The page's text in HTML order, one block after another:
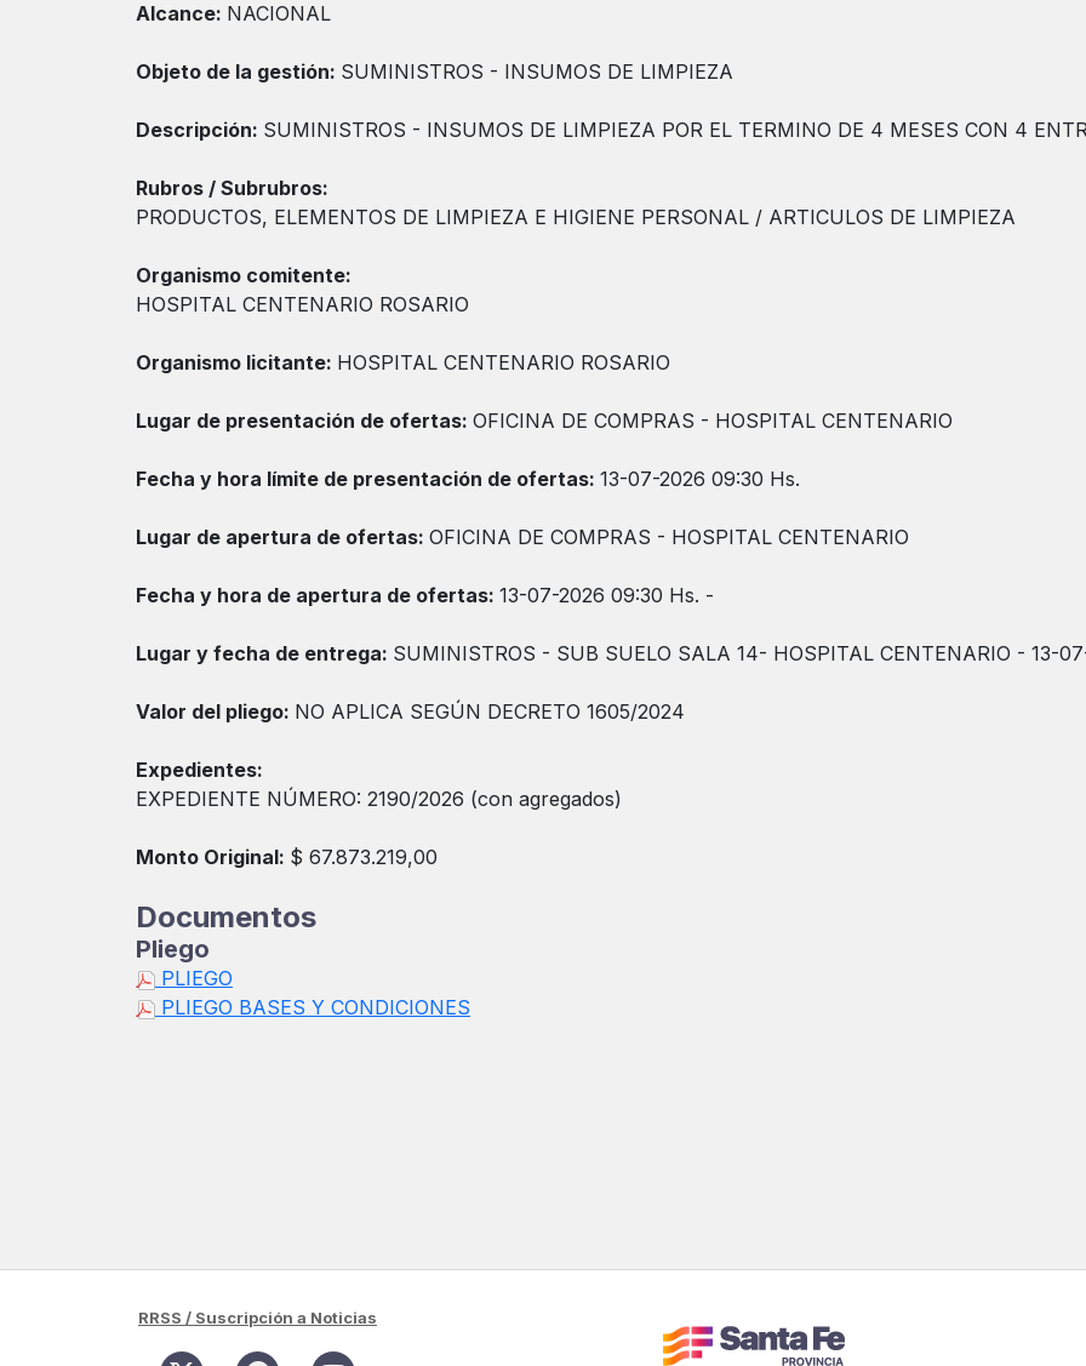
Alcance: NACIONAL
Objeto de la gestión: SUMINISTROS - INSUMOS DE LIMPIEZA
Descripción: SUMINISTROS - INSUMOS DE LIMPIEZA POR EL TERMINO DE 4 MESES CON 4
Rubros / Subrubros:
PRODUCTOS, ELEMENTOS DE LIMPIEZA E HIGIENE PERSONAL / ARTICULOS DE LIMPIEZA
Organismo comitente:
HOSPITAL CENTENARIO ROSARIO
Organismo licitante: HOSPITAL CENTENARIO ROSARIO
Lugar de presentación de ofertas: OFICINA DE COMPRAS - HOSPITAL CENTENARIO
Fecha y hora límite de presentación de ofertas: 13-07-2026 09:30 Hs.
Lugar de apertura de ofertas: OFICINA DE COMPRAS - HOSPITAL CENTENARIO
Fecha y hora de apertura de ofertas: 13-07-2026 09:30 Hs. -
Lugar y fecha de entrega: SUMINISTROS - SUB SUELO SALA 14- HOSPITAL CENTENARIO - 13-
Valor del pliego: NO APLICA SEGÚN DECRETO 1605/2024
Expedientes:
EXPEDIENTE NÚMERO: 2190/2026 (con agregados)
Monto Original: $ 67.873.219,00
Documentos
Pliego
PLIEGO
PLIEGO BASES Y CONDICIONES
RRSS / Suscripción a Noticias